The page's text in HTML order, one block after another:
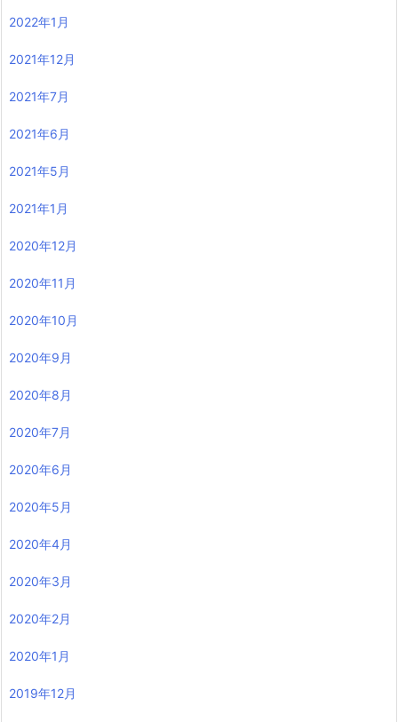
2022年1月
2021年12月
2021年7月
2021年6月
2021年5月
2021年1月
2020年12月
2020年11月
2020年10月
2020年9月
2020年8月
2020年7月
2020年6月
2020年5月
2020年4月
2020年3月
2020年2月
2020年1月
2019年12月